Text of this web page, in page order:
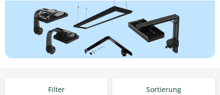
Filter Sortierung